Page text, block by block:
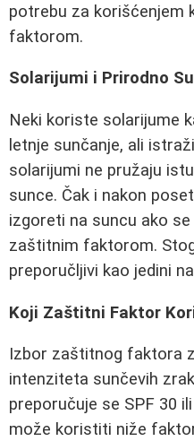
potrebu za korišćenjem
faktorom.
Solarijumi i Prirodno
Neki koriste solarijume
letnje sunčanje, ali
solarijumi ne pružaju
sunce. Čak i nakon
izgoreti na suncu ako
zaštitnim faktorom.
preporučljivi kao jedini
Koji Zaštitni Faktor
Izbor zaštitnog faktora
intenziteta sunčevih
preporučuje se SPF 30
može koristiti niže